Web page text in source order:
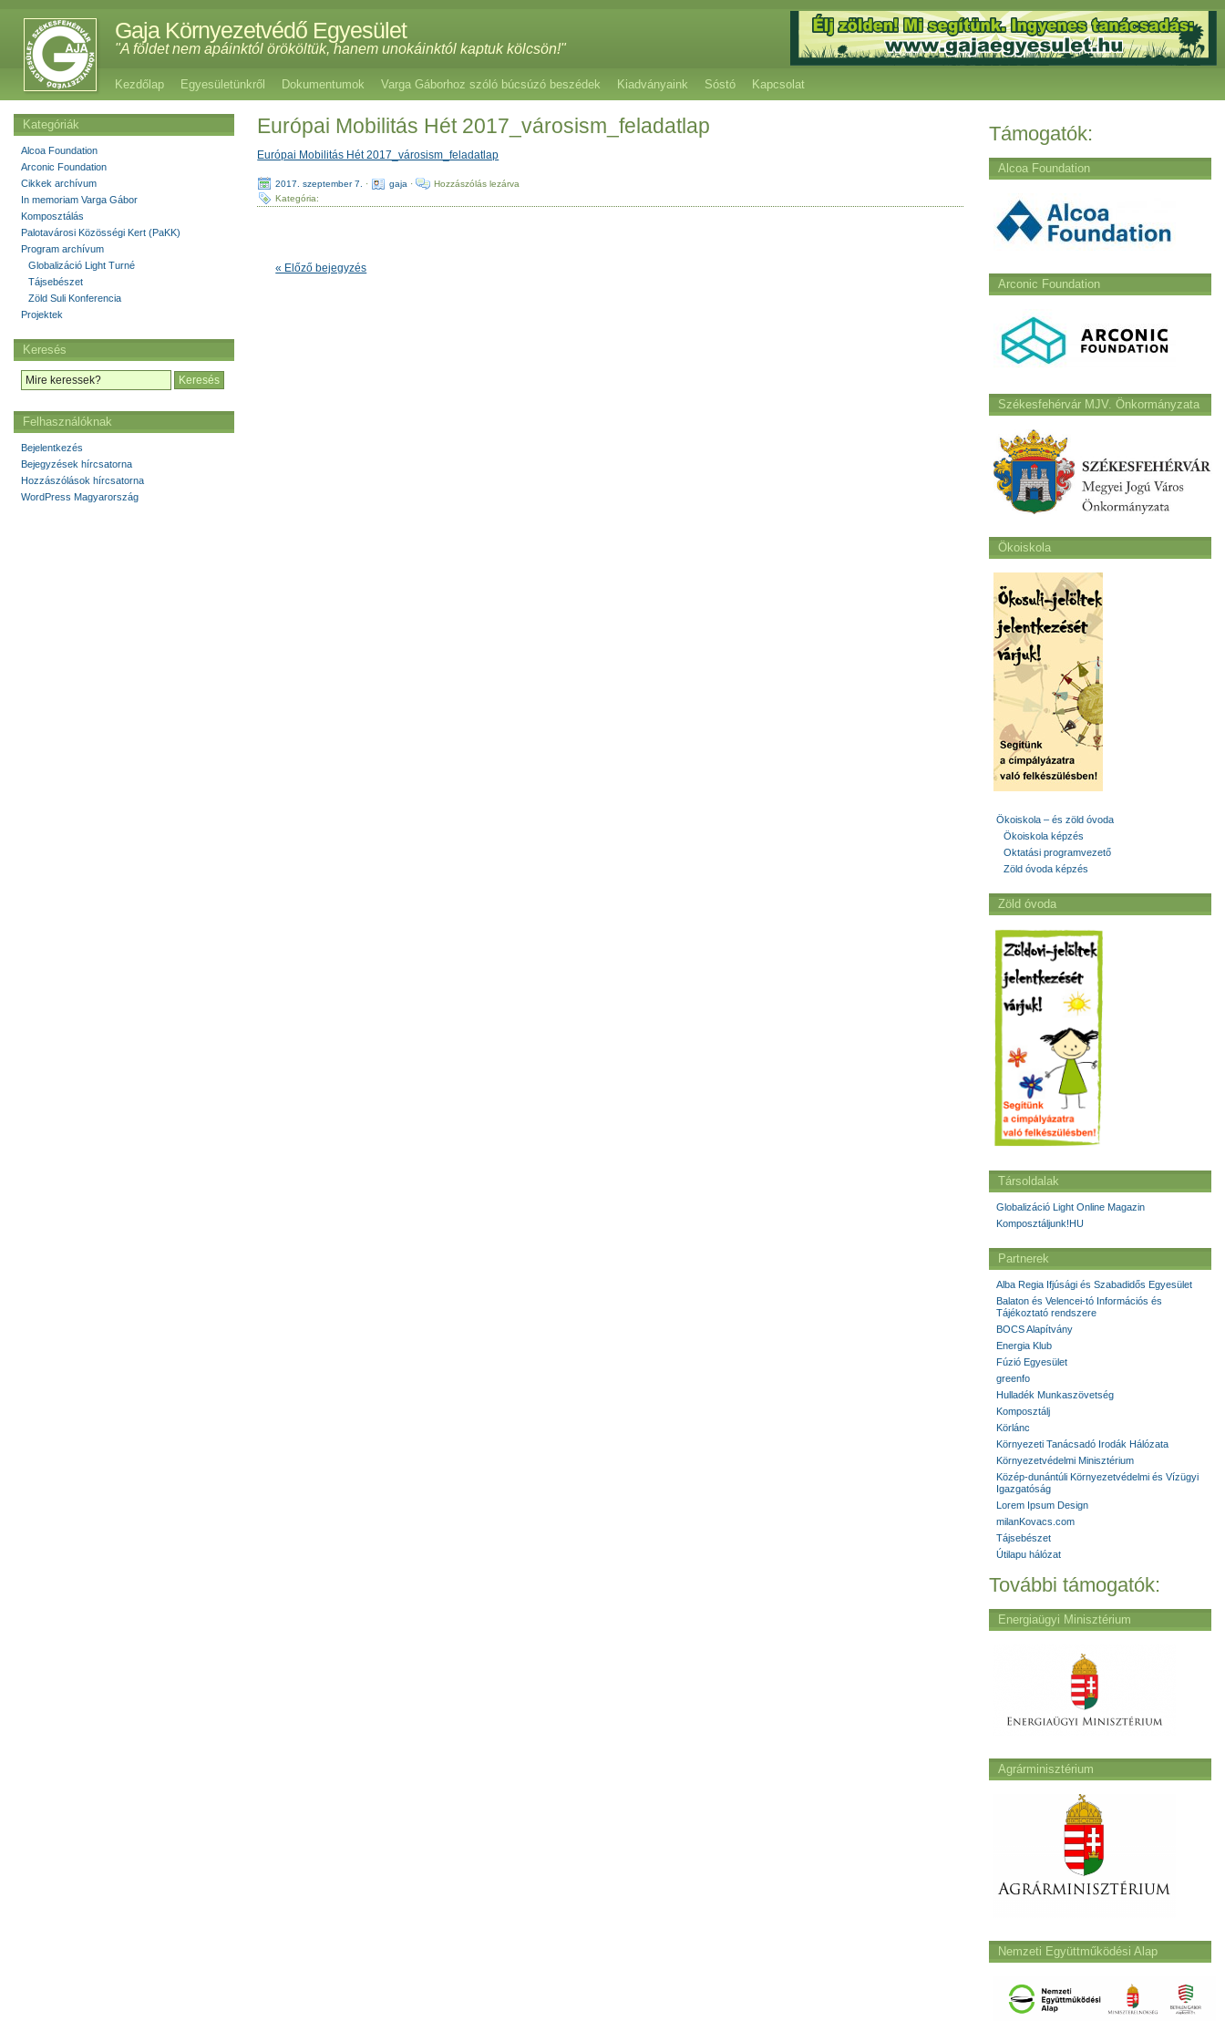
Gaja Környezetvédő Egyesület
"A földet nem apáinktól örököltük, hanem unokáinktól kaptuk kölcsön!"
Kezdőlap Egyesületünkről Dokumentumok Varga Gáborhoz szóló búcsúzó beszédek Kiadványaink Sóstó Kapcsolat
Európai Mobilitás Hét 2017_városism_feladatlap
Európai Mobilitás Hét 2017_városism_feladatlap
2017. szeptember 7. · gaja ·
Hozzászólás lezárva
Kategória:
« Előző bejegyzés
Támogatók:
Alcoa Foundation
Arconic Foundation
Székesfehérvár MJV. Önkormányzata
Ökoiskola
Ökoiskola – és zöld óvoda
Ökoiskola képzés
Oktatási programvezető
Zöld óvoda képzés
Zöld óvoda
Társoldalak
Globalizáció Light Online Magazin
Komposztáljunk!HU
Partnerek
Alba Regia Ifjúsági és Szabadidős Egyesület
Balaton és Velencei-tó Információs és
Tájékoztató rendszere
BOCS Alapítvány
Energia Klub
Fúzió Egyesület
greenfo
Hulladék Munkaszövetség
Komposztálj
Körlánc
Környezeti Tanácsadó Irodák Hálózata
Környezetvédelmi Minisztérium
Közép-dunántúli Környezetvédelmi és Vízügyi
Igazgatóság
Lorem Ipsum Design
milanKovacs.com
Tájsebészet
Útilapu hálózat
További támogatók:
Energiaügyi Minisztérium
Agrárminisztérium
Nemzeti Együttműködési Alap
Kategóriák
Alcoa Foundation
Arconic Foundation
Cikkek archívum
In memoriam Varga Gábor
Komposztálás
Palotavárosi Közösségi Kert (PaKK)
Program archívum
Globalizáció Light Turné
Tájsebészet
Zöld Suli Konferencia
Projektek
Keresés
Felhasználóknak
Bejelentkezés
Bejegyzések hírcsatorna
Hozzászólások hírcsatorna
WordPress Magyarország